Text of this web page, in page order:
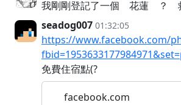
我剛剛登記了一個 花蓮
seadog007 01:32:05
https://www.facebook.com/
免費住宿點(?
facebook.com